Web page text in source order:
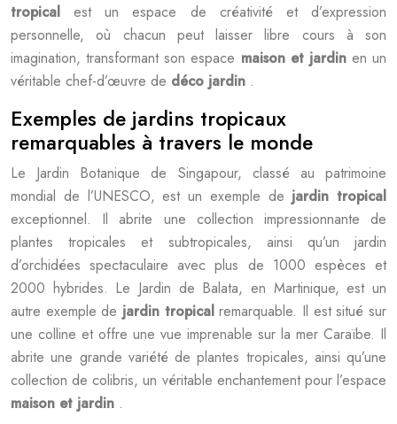
tropicalest un espace de créativité et d’expression
personnelle, où chacun peut laisser libre cours à son
imagination, transformant son espace maison et jardin en un
véritable chef-d’œuvre de déco jardin .
Exemples de jardins tropicaux
remarquables à travers le monde
Le Jardin Botanique de Singapour, classé au patrimoine
mondial de l’UNESCO, est un exemple de jardin tropical
exceptionnel. Il abrite une collection impressionnante de
plantes tropicales et subtropicales, ainsi qu’un jardin
d’orchidées spectaculaire avec plus de 1000 espèces et
2000 hybrides. Le Jardin de Balata, en Martinique, est un
autre exemple de jardin tropicalremarquable. Il est situé sur
une colline et offre une vue imprenable sur la mer Caraïbe. Il
abrite une grande variété de plantes tropicales, ainsi qu’une
collection de colibris, un véritable enchantement pour l’espace
maison et jardin .